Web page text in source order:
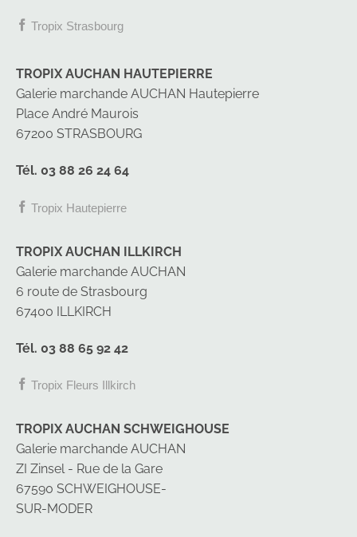
Tropix Strasbourg
TROPIX AUCHAN HAUTEPIERRE
Galerie marchande AUCHAN Hautepierre
Place André Maurois
67200 STRASBOURG
Tél. 03 88 26 24 64
Tropix Hautepierre
TROPIX AUCHAN ILLKIRCH
Galerie marchande AUCHAN
6 route de Strasbourg
67400 ILLKIRCH
Tél. 03 88 65 92 42
Tropix Fleurs Illkirch
TROPIX AUCHAN SCHWEIGHOUSE
Galerie marchande AUCHAN
ZI Zinsel - Rue de la Gare
67590 SCHWEIGHOUSE-
SUR-MODER